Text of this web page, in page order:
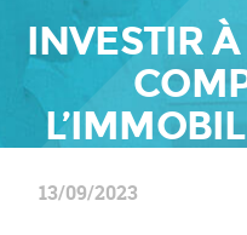
INVESTIR
13/09/2023